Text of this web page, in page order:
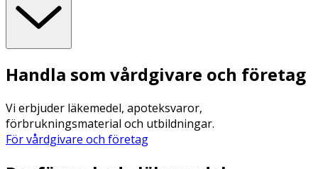
Handla som vårdgivare och företag
Vi erbjuder läkemedel, apoteksvaror,
förbrukningsmaterial och utbildningar.
För vårdgivare och företag